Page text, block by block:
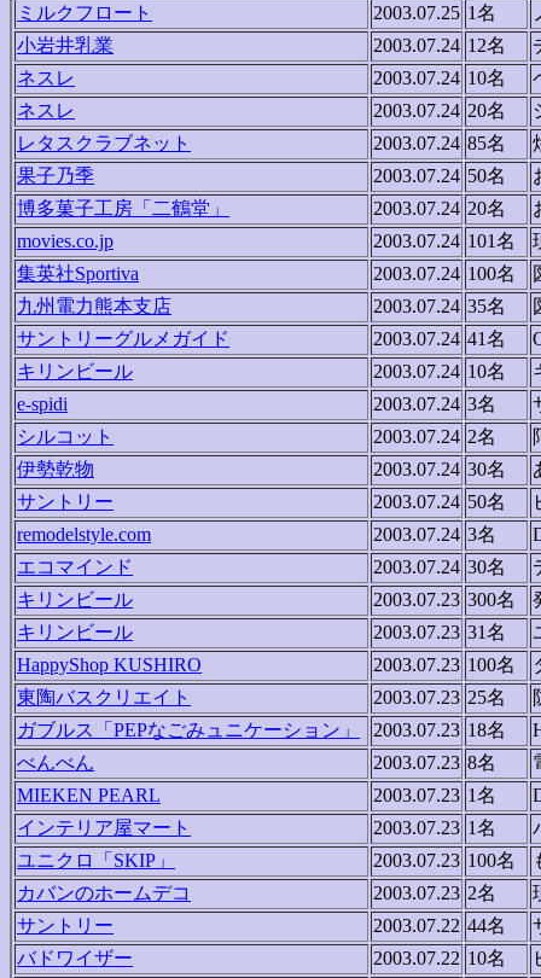
ミルクフロート
2003.07.25 1名
小岩井乳業
2003.07.24 12名
ネスレ
2003.07.24 10名
ネスレ
2003.07.24 20名
レタスクラブネット
2003.07.24 85名
果子乃季
2003.07.24 50名
博多菓子工房「二鶴堂」
2003.07.24 20名
movies.co.jp
2003.07.24 101名
集英社Sportiva
2003.07.24 100名
九州電力熊本支店
2003.07.24 35名
サントリーグルメガイド
2003.07.24 41名
キリンビール
2003.07.24 10名
e-spidi
2003.07.24 3名
シルコット
2003.07.24 2名
伊勢乾物
2003.07.24 30名
サントリー
2003.07.24 50名
remodelstyle.com
2003.07.24 3名
エコマインド
2003.07.24 30名
キリンビール
2003.07.23 300名
キリンビール
2003.07.23 31名
HappyShop KUSHIRO
2003.07.23 100名
東陶バスクリエイト
2003.07.23 25名
ガブルス「PEPなごみュニケーション」
2003.07.23 18名
べんべん
2003.07.23 8名
MIEKEN PEARL
2003.07.23 1名
インテリア屋マート
2003.07.23 1名
ユニクロ「SKIP」
2003.07.23 100名
カバンのホームデコ
2003.07.23 2名
サントリー
2003.07.22 44名
バドワイザー
2003.07.22 10名